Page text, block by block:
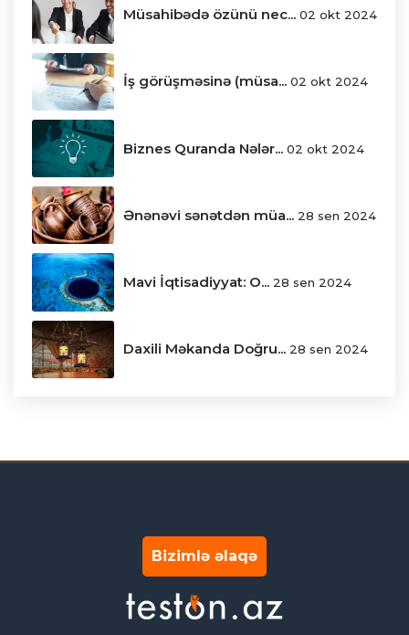
Müsahibədə özünü nec... 02 okt 2024
İş görüşməsinə (müsa... 02 okt 2024
Biznes Quranda Nələr... 02 okt 2024
Ənənəvi sənətdən müa... 28 sen 2024
Mavi İqtisadiyyat: O... 28 sen 2024
Daxili Məkanda Doğru... 28 sen 2024
Bizimlə əlaqə